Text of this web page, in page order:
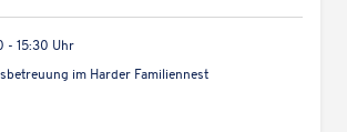
- 15:30 Uhr
im Harder Familiennest